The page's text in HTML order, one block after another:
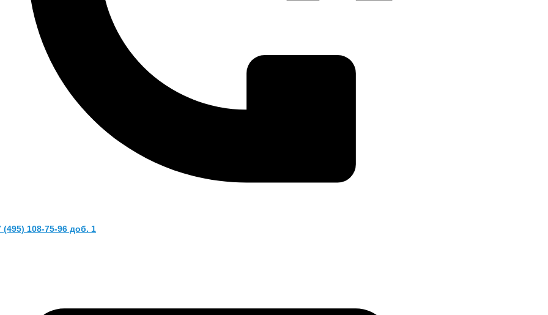
(495) 108-75-96 доб. 1